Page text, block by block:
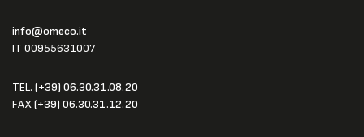
info@omeco.it
IT 00955631007
TEL. (+39) 06.30.31.08.20
FAX(+39) 06.30.31.12.20